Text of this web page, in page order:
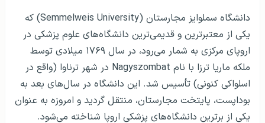
دانشگاه سملوایز مجارستان (Semmelweis University) که
یکی از معتبرترین و قدیمی‌ترین دانشگاه‌های علوم پزشکی در
اروپای مرکزی به شمار می‌رود، در سال ۱۷۶۹ میلادی توسط
ملکه ماریا ترزا با نام Nagyszombat در شهر ترناوا (واقع در
اسلواکی کنونی) تأسیس شد. این دانشگاه در سال‌های بعد به
بوداپست، پایتخت مجارستان، منتقل گردید و امروزه به عنوان
یکی از برترین دانشگاه‌های پزشکی اروپا شناخته می‌شود.